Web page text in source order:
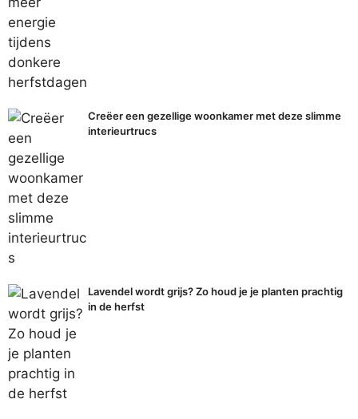
Creëer een gezellige woonkamer met deze slimme
interieurtrucs
Lavendel wordt grijs? Zo houd je je planten prachtig
in de herfst